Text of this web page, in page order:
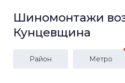
Шиномонтажи
Кунцевщина
Район Метро